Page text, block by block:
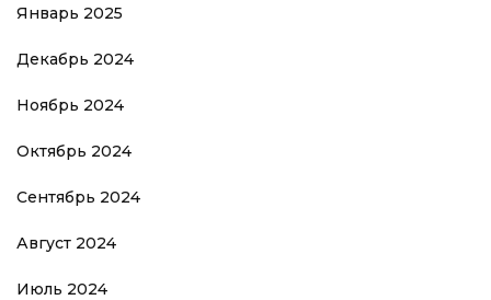
Январь 2025
Декабрь 2024
Ноябрь 2024
Октябрь 2024
Сентябрь 2024
Август 2024
Июль 2024